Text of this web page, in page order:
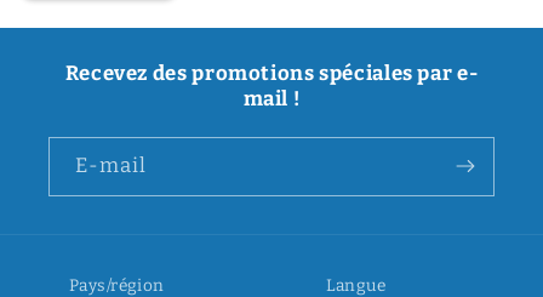
Recevez des promotions spéciales par e-
mail !
E-mail
Pays/région Langue